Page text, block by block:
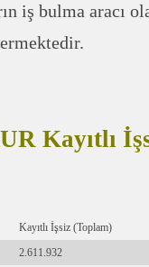
iş bulma aracı
Kayıtlı
Kayıtlı İşsiz (Toplam)
2.611.932